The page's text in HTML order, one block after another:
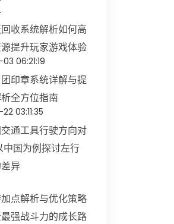
收系统解析如何高
提升玩家游戏体验
06:21:19
印章系统详解与提
全方位指南
03:11:35
通工具行驶方向对
中国为例探讨左行
异
点解析与优化策略
强战斗力的成长路